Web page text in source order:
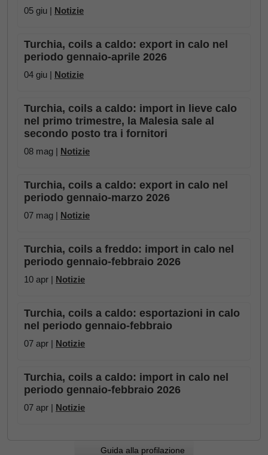
05 giu | Notizie
Turchia, coils a caldo: export in calo nel
periodo gennaio-aprile 2026
04 giu | Notizie
Turchia, coils a caldo: import in lieve calo
nel primo trimestre, la Malesia sale al
secondo posto tra i fornitori
08 mag | Notizie
Turchia, coils a caldo: export in calo nel
periodo gennaio-marzo 2026
07 mag | Notizie
Turchia, coils a freddo: import in calo nel
periodo gennaio-febbraio 2026
10 apr | Notizie
Turchia, coils a caldo: esportazioni in calo
nel periodo gennaio-febbraio
07 apr | Notizie
Turchia, coils a caldo: import in calo nel
periodo gennaio-febbraio 2026
07 apr | Notizie
Guida alla profilazione